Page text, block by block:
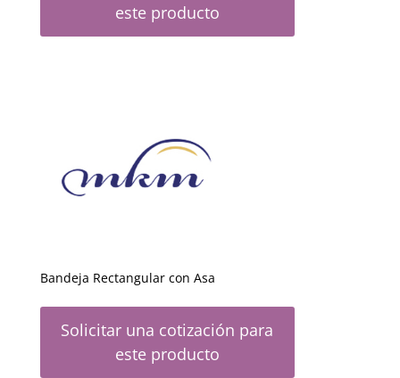
este producto
Bandeja Rectangular con Asa
Solicitar una cotización para
este producto